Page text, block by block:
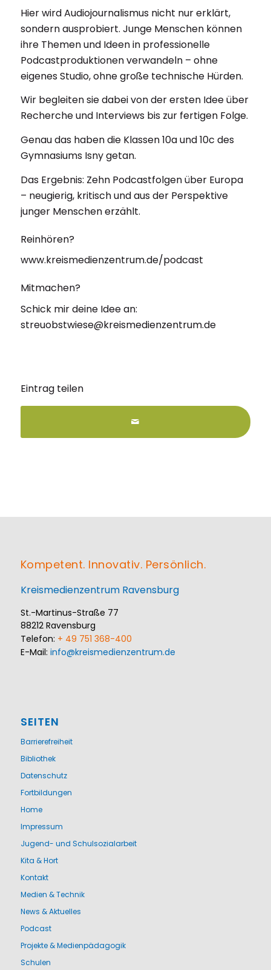
Hier wird Audiojournalismus nicht nur erklärt,
sondern ausprobiert. Junge Menschen können
ihre Themen und Ideen in professionelle
Podcastproduktionen verwandeln – ohne
eigenes Studio, ohne große technische Hürden.
Wir begleiten sie dabei von der ersten Idee über
Recherche und Interviews bis zur fertigen Folge.
Genau das haben die Klassen 10a und 10c des
Gymnasiums Isny getan.
Das Ergebnis: Zehn Podcastfolgen über Europa
– neugierig, kritisch und aus der Perspektive
junger Menschen erzählt.
Reinhören?
www.kreismedienzentrum.de/podcast
Mitmachen?
Schick mir deine Idee an:
streuobstwiese@kreismedienzentrum.de
Eintrag teilen
Kompetent. Innovativ. Persönlich.
Kreismedienzentrum Ravensburg
St.-Martinus-Straße 77
88212 Ravensburg
Telefon: + 49 751 368-400
E-Mail: info@kreismedienzentrum.de
SEITEN
Barrierefreiheit
Bibliothek
Datenschutz
Fortbildungen
Home
Impressum
Jugend- und Schulsozialarbeit
Kita & Hort
Kontakt
Medien & Technik
News & Aktuelles
Podcast
Projekte & Medienpädagogik
Schulen